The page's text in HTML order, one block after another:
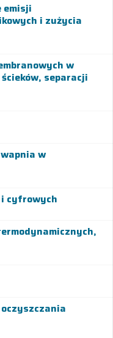
emisji
i zużycia
w
separacji
w
i cyfrowych